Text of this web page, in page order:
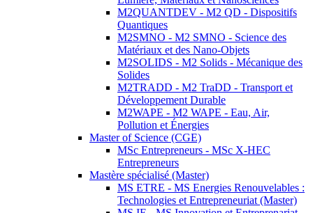
M2QUANTDEV - M2 QD - Dispositifs
Quantiques
M2SMNO - M2 SMNO - Science des
Matériaux et des Nano-Objets
M2SOLIDS - M2 Solids - Mécanique des
Solides
M2TRADD - M2 TraDD - Transport et
Développement Durable
M2WAPE - M2 WAPE - Eau, Air,
Pollution et Énergies
Master of Science (CGE)
MSc Entrepreneurs - MSc X-HEC
Entrepreneurs
Mastère spécialisé (Master)
MS ETRE - MS Energies Renouvelables :
Technologies et Entrepreneuriat (Master)